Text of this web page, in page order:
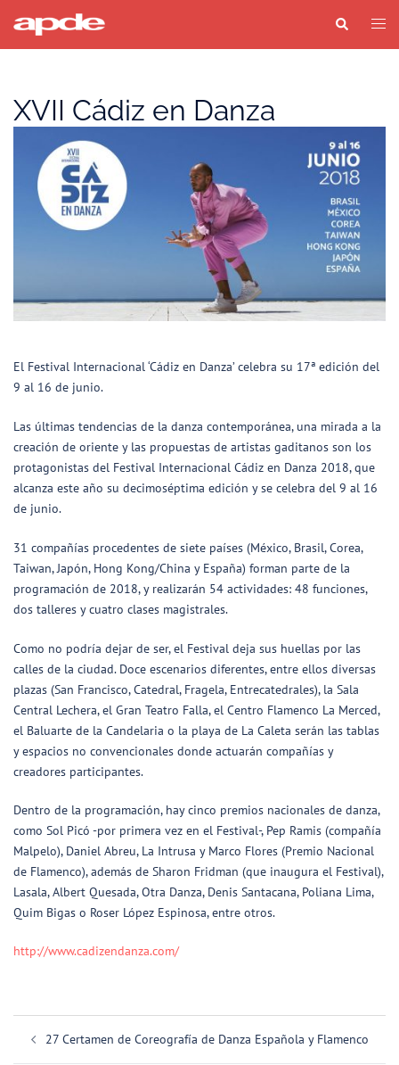
contenido
Buscar
XVII Cádiz en Danza
El Festival Internacional ‘Cádiz en Danza’ celebra su 17ª edición del
9 al 16 de junio.
Las últimas tendencias de la danza contemporánea, una mirada a la
creación de oriente y las propuestas de artistas gaditanos son los
protagonistas del Festival Internacional Cádiz en Danza 2018, que
alcanza este año su decimoséptima edición y se celebra del 9 al 16
de junio.
31 compañías procedentes de siete países (México, Brasil, Corea,
Taiwan, Japón, Hong Kong/China y España) forman parte de la
programación de 2018, y realizarán 54 actividades: 48 funciones,
dos talleres y cuatro clases magistrales.
Como no podría dejar de ser, el Festival deja sus huellas por las
calles de la ciudad. Doce escenarios diferentes, entre ellos diversas
plazas (San Francisco, Catedral, Fragela, Entrecatedrales), la Sala
Central Lechera, el Gran Teatro Falla, el Centro Flamenco La Merced,
el Baluarte de la Candelaria o la playa de La Caleta serán las tablas
y espacios no convencionales donde actuarán compañías y
creadores participantes.
Dentro de la programación, hay cinco premios nacionales de danza,
como Sol Picó -por primera vez en el Festival-, Pep Ramis (compañía
Malpelo), Daniel Abreu, La Intrusa y Marco Flores (Premio Nacional
de Flamenco), además de Sharon Fridman (que inaugura el Festival),
Lasala, Albert Quesada, Otra Danza, Denis Santacana, Poliana Lima,
Quim Bigas o Roser López Espinosa, entre otros.
http://www.cadizendanza.com/
de
27 Certamen de Coreografía de Danza Española y Flamenco